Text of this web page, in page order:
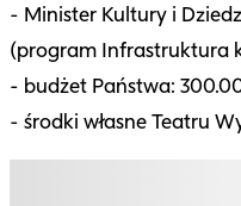
- Minister Kultury i
(program Infrastruktura
- budżet Państwa:
- środki własne Teatru